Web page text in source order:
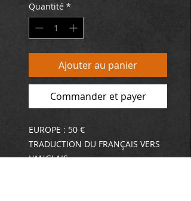
Quantité *
Ajouter au panier
Commander et payer
EUROPE : 50 €
TRADUCTION DU FRANÇAIS VERS
L'ANGLAIS